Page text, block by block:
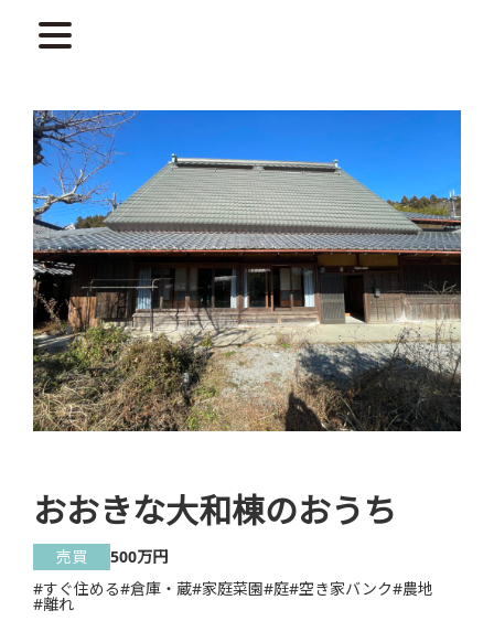
おおきな大和棟のおうち
売買
500万円
#すぐ住める#倉庫・蔵#家庭菜園#庭#空き家バンク#農地
#離れ